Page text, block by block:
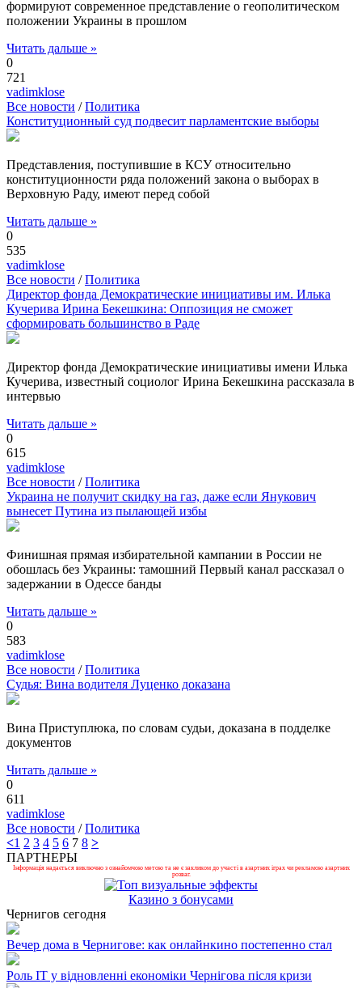
формируют современное представление о геополитическом
положении Украины в прошлом
Читать дальше »
0
721
vadimklose
Все новости /Политика
Конституционный суд подвесит парламентские выборы
Представления, поступившие в КСУ относительно
конституционности ряда положений закона о выборах в
Верховную Раду, имеют перед собой
Читать дальше »
0
535
vadimklose
Все новости /Политика
Директор фонда Демократические инициативы им. Илька
Кучерива Ирина Бекешкина: Оппозиция не сможет
сформировать большинство в Раде
Директор фонда Демократические инициативы имени Илька
Кучерива, известный социолог Ирина Бекешкина рассказала в
интервью
Читать дальше »
0
615
vadimklose
Все новости /Политика
Украина не получит скидку на газ, даже если Янукович
вынесет Путина из пылающей избы
Финишная прямая избирательной кампании в России не
обошлась без Украины: тамошний Первый канал рассказал о
задержании в Одессе банды
Читать дальше »
0
583
vadimklose
Все новости /Политика
Судья: Вина водителя Луценко доказана
Вина Приступлюка, по словам судьи, доказана в подделке
документов
Читать дальше »
0
611
vadimklose
Все новости /Политика
<1 2 3 4 5 6 7 8 >
ПАРТНЕРЫ
Інформація надається виключно з ознайомчою метою та не є закликом до участі в азартних іграх чи рекламою азартних
розваг.
Казино з бонусами
Чернигов сегодня
Вечер дома в Чернигове: как онлайнкино постепенно стал
Роль ІТ у відновленні економіки Чернігова після кризи